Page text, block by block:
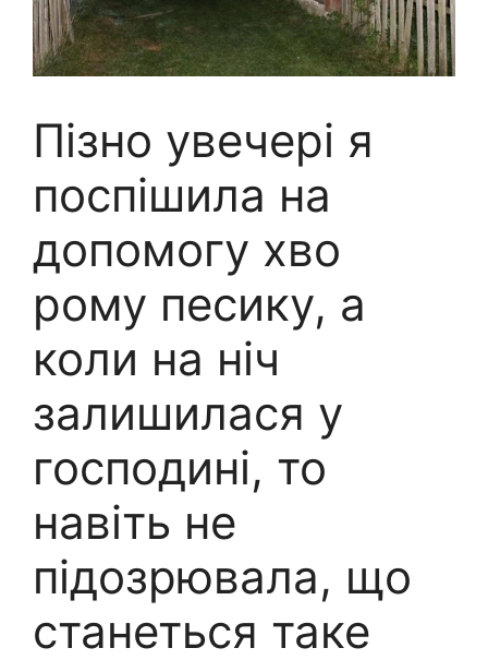
Пізно увечері я
поспішила на
допомогу хво
рому песику, а
коли на ніч
залишилася у
господині, то
навіть не
підозрювала, що
станеться таке